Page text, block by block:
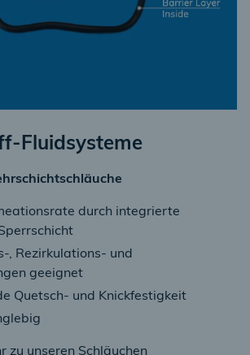
Fluidsysteme
durch integrierte
, Rezirkulations- und
geeignet
Quetsch- und Knickfestigkeit
zu unseren Schläuchen